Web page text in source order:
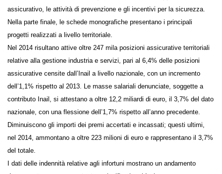
sul lavoro e alle malattie professionali. Tra i temi rilevanti rientrano
anche le attività di cura e riabilitazione, quelle di controllo del rapporto
assicurativo, le attività di prevenzione e gli incentivi per la sicurezza.
Nella parte finale, le schede monografiche presentano i principali
progetti realizzati a livello territoriale.
Nel 2014 risultano attive oltre 247 mila posizioni assicurative territoriali
relative alla gestione industria e servizi, pari al 6,4% delle posizioni
assicurative censite dall’Inail a livello nazionale, con un incremento
dell’1,1% rispetto al 2013. Le masse salariali denunciate, soggette a
contributo Inail, si attestano a oltre 12,2 miliardi di euro, il 3,7% del
dato nazionale, con una flessione dell’1,7% rispetto all’anno
precedente.
Diminuiscono gli importi dei premi accertati e incassati; questi ultimi,
nel 2014, ammontano a oltre 223 milioni di euro e rappresentano il